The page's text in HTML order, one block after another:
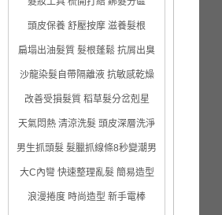
頭皮保養 舒壓按摩 滋養髮根
扁塌出油髮質 髮根蓬鬆 抗屑出臭
沙龍染髮自帶隔離液 抗敏感乾燥
改善受損髮質 稻草髮分岔剋星
天氣悶熱 清涼洗髮 頭皮深層洗淨
男生抓頭髮 髮臘抓線條8秒變潮男
大C內彎 快速整理亂髮 簡易造型
浪漫捲度 時尚造型 新手電棒